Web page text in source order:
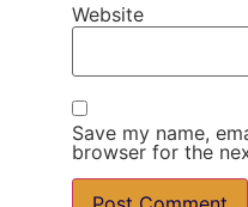
Website
Save my name,
browser for the